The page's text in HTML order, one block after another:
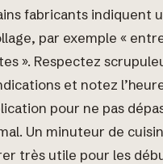
fabricants indiquent
par exemple «
». Respectez
et notez
pour ne pas
Un minuteur de
très utile pour les